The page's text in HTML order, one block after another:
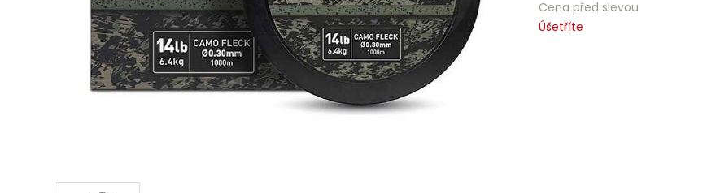
Cena před slevou
Úšetříte